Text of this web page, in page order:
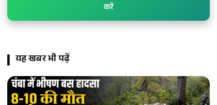
करें
यह खबर भी पढ़ें